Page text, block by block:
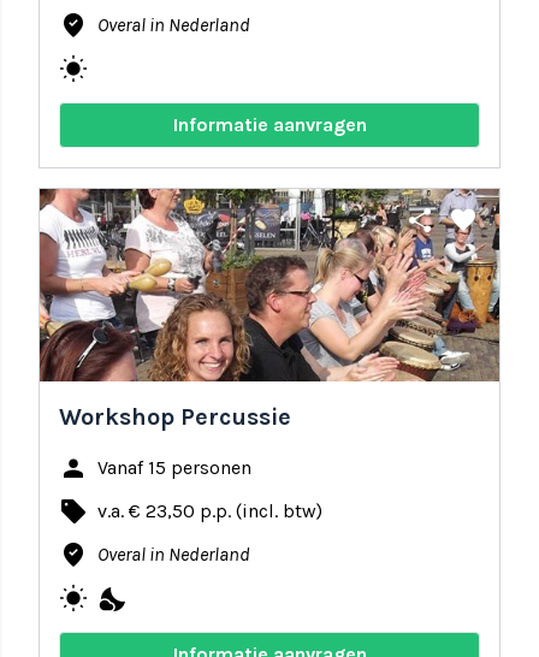
where_to_vote Overal in Nederland
wb_sunny
Informatie aanvragen
share favorite
Workshop Percussie
person Vanaf 15 personen
local_offer v.a. € 23,50 p.p. (incl. btw)
where_to_vote Overal in Nederland
wb_sunny nights_stay